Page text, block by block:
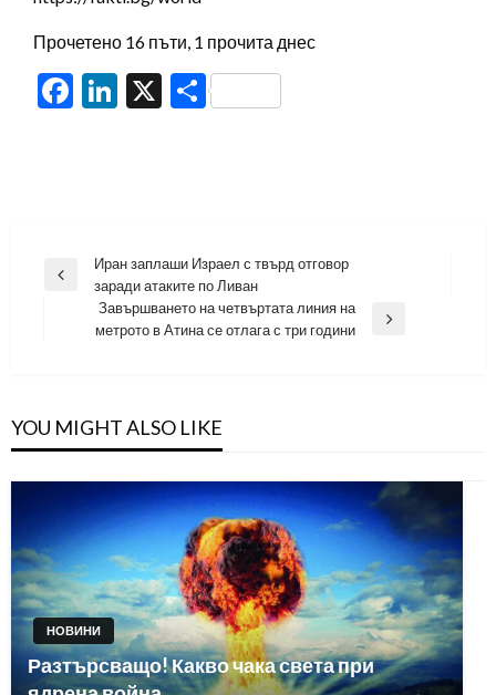
Прочетено 16 пъти, 1 прочита днес
Facebook
LinkedIn
X Share
Навигация
Previous
Иран заплаши Израел с твърд отговор
заради атаките по Ливан
Завършването на четвъртата линия на
метрото в Атина се отлага с три години
YOU MIGHT ALSO LIKE
НОВИНИ
Разтърсващо! Какво чака света при